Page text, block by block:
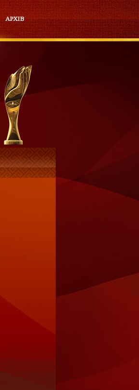
АРХІВ